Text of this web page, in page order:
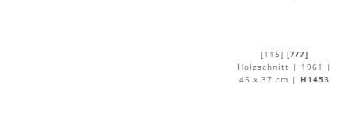
[115] [7/7]
Holzschnitt | 1961 |
45 x 37 cm |
H1453